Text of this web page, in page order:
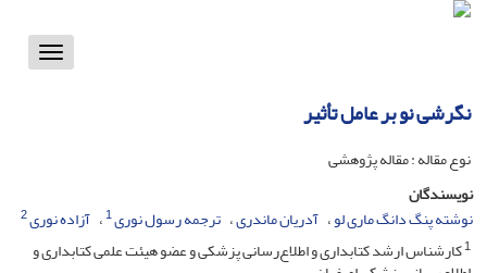
Toggle
نگرشی نو بر عامل تأثیر
نوع مقاله : مقاله پژوهشی
نویسندگان
نوشته پنگ دانگ ماری لو آدریان ماندری ترجمه رسول نوری1 آزاده نوری2
1کارشناس ارشد کتابداری و اطلاع‌رسانی پزشکی و عضو هیئت علمی کتابداری و